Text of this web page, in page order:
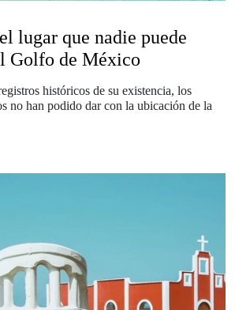
lugar que nadie puede
Golfo de México
históricos de su existencia, los
no han podido dar con la ubicación de la